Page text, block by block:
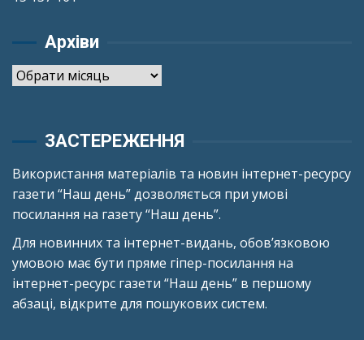
Архіви
Архіви
ЗАСТЕРЕЖЕННЯ
Використання матеріалів та новин інтернет-ресурсу
газети “Наш день” дозволяється при умові
посилання на газету “Наш день”.
Для новинних та інтернет-видань, обов’язковою
умовою має бути пряме гіпер-посилання на
інтернет-ресурс газети “Наш день” в першому
абзаці, відкрите для пошукових систем.